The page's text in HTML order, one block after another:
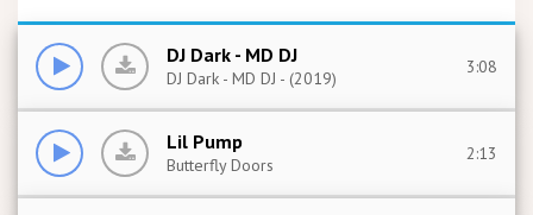
DJ Dark - MD DJ
DJ Dark - MD DJ - (2019)
3:08
Lil Pump
Butterfly Doors
2:13